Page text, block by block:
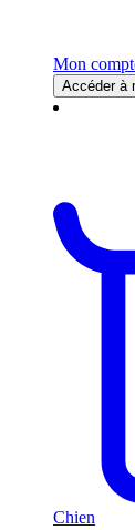
Mon
Accéder à
Chien